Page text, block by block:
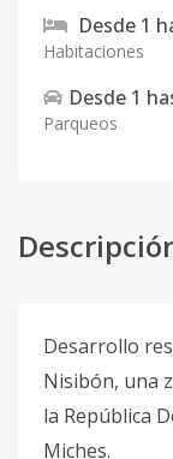
Desde 1
Habitaciones
Desde 1
Parqueos
Desarrollo
Nisibón, una
la República
Miches.